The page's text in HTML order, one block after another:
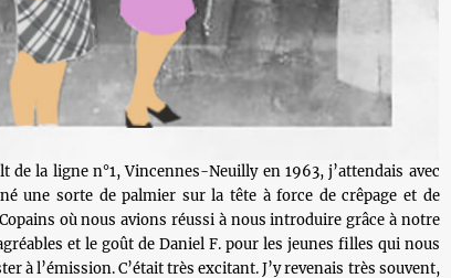
de la ligne n°1, Vincennes-Neuilly en 1963, j’attendais avec
une sorte de palmier sur la tête à force de crêpage et de
où nous avions réussi à nous introduire grâce à notre
et le goût de Daniel F. pour les jeunes filles qui nous
à l’émission. C’était très excitant. J’y revenais très souvent,